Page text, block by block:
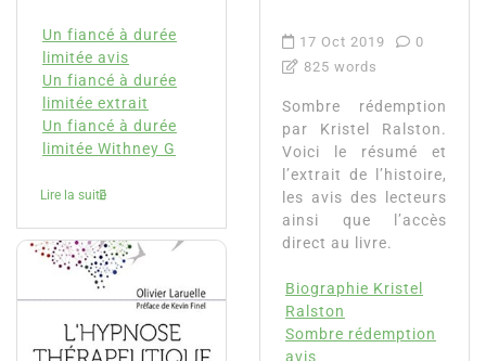
Un fiancé à durée
limitée avis
Un fiancé à durée
limitée extrait
Un fiancé à durée
limitée Withney G
Lire la suite
17 Oct 2019
0
825 words
Sombre rédemption
par Kristel Ralston.
Voici le résumé et
l’extrait de l’histoire,
les avis des lecteurs
ainsi que l’accès
direct au livre.
Biographie Kristel
Ralston
Sombre rédemption